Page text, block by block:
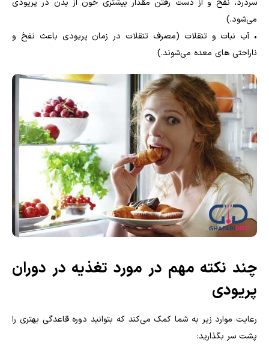
می‌شود.)
• آب نبات و تنقلات (مصرف تنقلات در زمان پریودی باعث نفخ و
ناراحتی های معده می‌شوند.)
چند نکته مهم در مورد تغذیه در دوران
پریودی
رعایت موارد زیر به شما کمک می‌کند که بتوانید دوره قاعدگی بهتری را
پشت سر بگذارید: